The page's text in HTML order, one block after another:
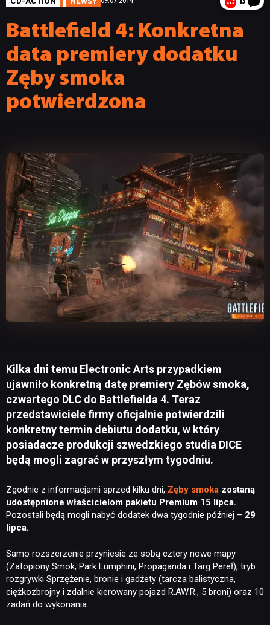
Battlefield 4: Konkretna
data premiery dodatku
Zęby smoka
potwierdzona
Kilka dni temu Electronic Arts przypadkiem
ujawniło konkretną datę premiery Zębów smoka,
czwartego DLC do Battlefielda 4. Teraz
przedstawiciele firmy oficjalnie potwierdzili
konkretny termin debiutu dodatku, w który
posiadacze produkcji szwedzkiego studia DICE
będą mogli zagrać w przyszłym tygodniu.
Zgodnie z informacjami sprzed kilku dni, Zęby smoka zostaną
udostępnione właścicielom pakietu Premium 15 lipca.
Pozostali będą mogli nabyć dodatek dwa tygodnie później – 29
lipca.
Samo rozszerzenie przyniesie ze sobą cztery nowe mapy
(Zatopiony Smok, Park Lumphini, Propaganda i Targ Pereł), tryb
rozgrywki Sprzężenie, bronie i gadżety (tarcza balistyczna,
ciężkozbrojny i zdalnie kierowany pojazd R.AW.R., 5 broni) oraz 10
zadań do wykonania.